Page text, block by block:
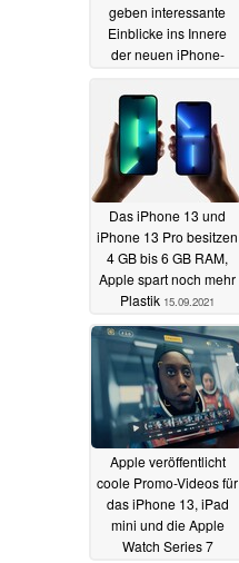
geben interessante
Einblicke ins Innere
der neuen iPhone-
Das iPhone 13 und
iPhone 13 Pro besitzen
4 GB bis 6 GB RAM,
Apple spart noch mehr
Plastik 15.09.2021
Apple veröffentlicht
coole Promo-Videos für
das iPhone 13, iPad
mini und die Apple
Watch Series 7